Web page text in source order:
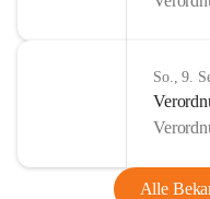
So., 9.
Alle